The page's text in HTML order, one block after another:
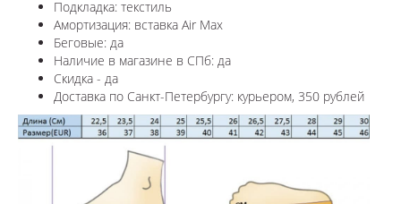
Подкладка: текстиль
Амортизация: вставка Air Max
Беговые: да
Наличие в магазине в СПб: да
Скидка - да
Доставка по Санкт-Петербургу: курьером, 350 рублей